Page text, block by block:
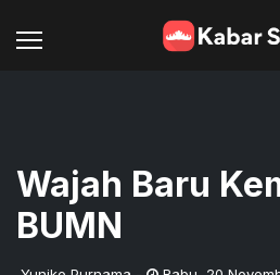
Wajah Baru
BUMN